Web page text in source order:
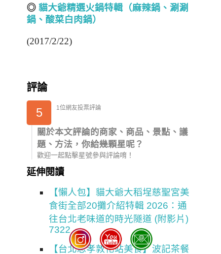
◎ 貓大爺精選火鍋特輯（麻辣鍋、涮涮
鍋、酸菜白肉鍋）
(2017/2/22)
評論
5 1位網友投票評論
關於本文評論的商家、商品、景點、議
題、方法，你給幾顆星呢？
歡迎一起點擊星號參與評論唷！
延伸閱讀
【懶人包】貓大爺大稻埕慈聖宮美
食街全部20攤介紹特輯 2026：通
往台北老味道的時光隧道 (附影片)
7322
【台北忠孝敦化站美食】波記茶餐